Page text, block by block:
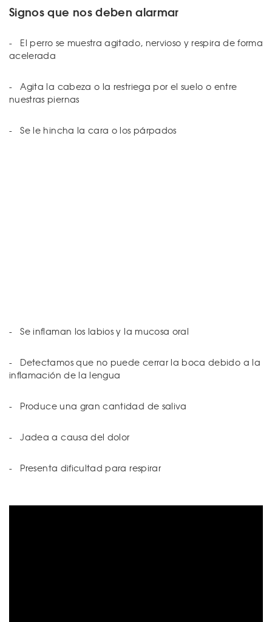
Signos que nos deben alarmar
- El perro se muestra agitado, nervioso y respira de forma
acelerada
- Agita la cabeza o la restriega por el suelo o entre
nuestras piernas
- Se le hincha la cara o los párpados
- Se inflaman los labios y la mucosa oral
- Detectamos que no puede cerrar la boca debido a la
inflamación de la lengua
- Produce una gran cantidad de saliva
- Jadea a causa del dolor
- Presenta dificultad para respirar